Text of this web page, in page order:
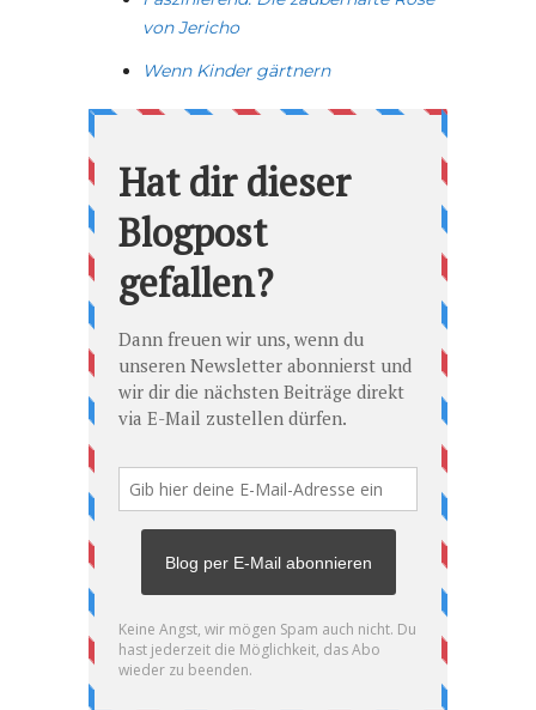
von Jericho
Wenn Kinder gärtnern